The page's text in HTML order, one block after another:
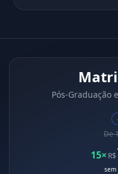
Pós-Graduação
De
15× R$
sem